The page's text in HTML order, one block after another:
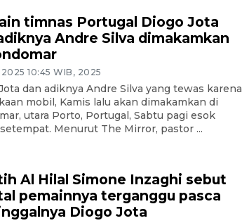
timnas Portugal Diogo Jota
Andre Silva dimakamkan
10:45 WIB, 2025
dan adiknya Andre Silva yang tewas karena
mobil, Kamis lalu akan dimakamkan di
utara Porto, Portugal, Sabtu pagi esok
Menurut The Mirror, pastor ...
Al Hilal Simone Inzaghi sebut
pemainnya terganggu pasca
Diogo Jota